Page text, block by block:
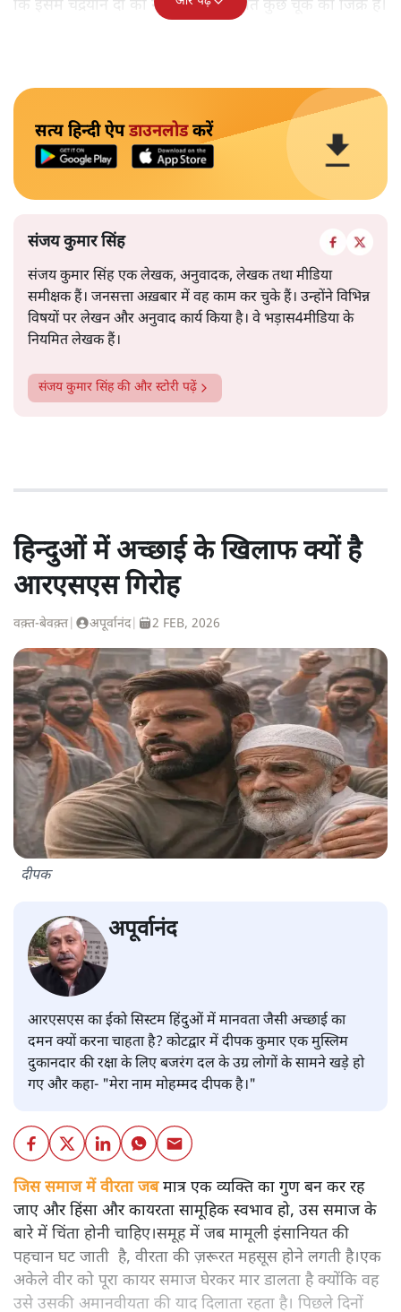
कि इसमें चंद्रयान दो की नाकामी से संबंधित कुछ चूक का जिक्र है।
सत्य हिन्दी ऐपडाउनलोडकरें
संजय कुमार सिंह
संजय कुमार सिंह एक लेखक, अनुवादक, लेखक तथा मीडिया
समीक्षक हैं। जनसत्ता अख़बार में वह काम कर चुके हैं। उन्होंने विभिन्न
विषयों पर लेखन और अनुवाद कार्य किया है। वे भड़ास4मीडिया के
नियमित लेखक हैं।
संजय कुमार सिंहकी और स्टोरी पढ़ें
हिन्दुओं में अच्छाई के खिलाफ क्यों है
आरएसएस गिरोह
वक़्त-बेवक़्त अपूर्वानंद| 2 FEB, 2026
दीपक
अपूर्वानंद
आरएसएस का ईको सिस्टम हिंदुओं में मानवता जैसी अच्छाई का
दमन क्यों करना चाहता है? कोटद्वार में दीपक कुमार एक मुस्लिम
दुकानदार की रक्षा के लिए बजरंग दल के उग्र लोगों के सामने खड़े हो
गए और कहा- "मेरा नाम मोहम्मद दीपक है।"
जिस समाज में वीरता जबमात्र एक व्यक्ति का गुण बन कर रह
जाए और हिंसा और कायरता सामूहिक स्वभाव हो, उस समाज के
बारे में चिंता होनी चाहिए।समूह में जब मामूली इंसानियत की
पहचान घट जाती है, वीरता की ज़रूरत महसूस होने लगती है।एक
अकेले वीर को पूरा कायर समाज घेरकर मार डालता है क्योंकि वह
उसे उसकी अमानवीयता की याद दिलाता रहता है। पिछले दिनों